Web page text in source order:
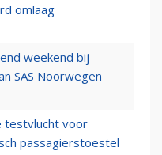
omlaag
weekend bij
SAS Noorwegen
testvlucht voor
passagierstoestel